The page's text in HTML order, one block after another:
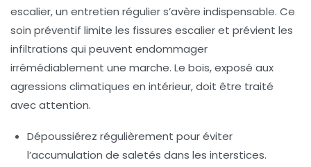
escalier, un entretien régulier s’avère indispensable. Ce
soin préventif limite les fissures escalier et prévient les
infiltrations qui peuvent endommager
irrémédiablement une marche. Le bois, exposé aux
agressions climatiques en intérieur, doit être traité
avec attention.
Dépoussiérez régulièrement pour éviter
l’accumulation de saletés dans les interstices.